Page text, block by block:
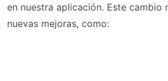
en nuestra aplicación. Este cambio
nuevas mejoras, como: